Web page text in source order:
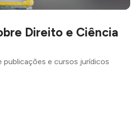
Direito e Ciência
e cursos jurídicos